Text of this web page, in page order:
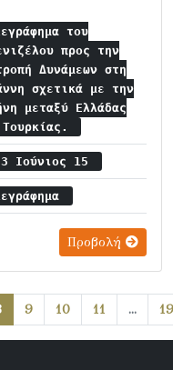
του
προς την
Δυνάμεων στη
σχετικά με την
μεταξύ Ελλάδας
Ιούνιος 15
Προβολή
9 10 11 ... 19